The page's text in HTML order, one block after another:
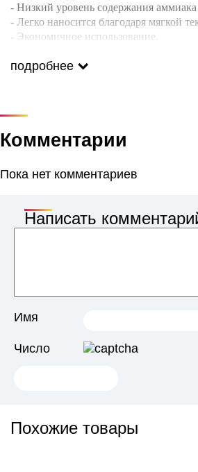
- Низкий уровень содержания аммиака
- Легко наносится благодаря мягкой
- Экономичное использование.
оксиданта)
подробнее
Комментарии
Пока нет комментариев
Написать
Имя
Число
Похожие товары